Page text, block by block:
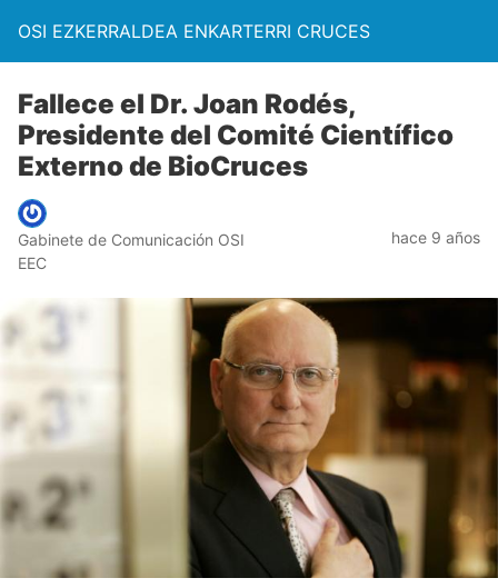
OSI EZKERRALDEA ENKARTERRI CRUCES
Fallece el Dr. Joan Rodés,
Presidente del Comité Científico
Externo de BioCruces
Gabinete de Comunicación OSI
EEC
hace 9 años